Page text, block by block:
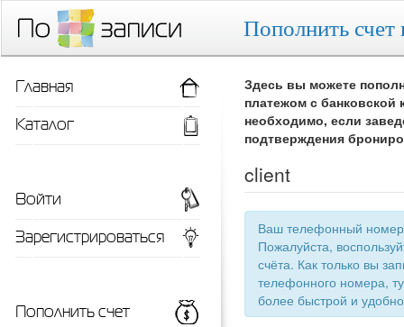
Пополнить счет
Здесь вы можете
платежом с
необходимо, если
подтверждения
client
Ваш телефонный номер
Пожалуйста,
счёта. Как только вы
телефонного номера,
более
Главная
Каталог
Войти
Зарегистрироваться
Пополнить счет